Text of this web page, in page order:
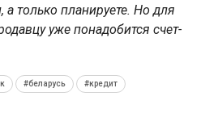
только планируете. Но для
уже понадобится счет-
#беларусь #кредит